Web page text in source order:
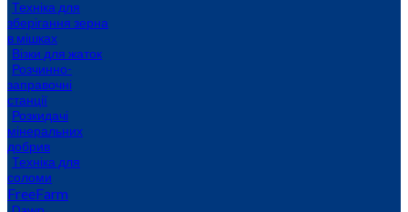
Техніка для
зберігання зерна
в мішках
Візки для жаток
Розчинно-
заправочні
станції
Розкидачі
мінеральних
добрив
Техніка для
соломи
FreeFarm